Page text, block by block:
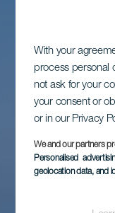
With your
process personal
not ask for your
your consent or
or in our Privacy
We and our partners
Personalised
geolocation data, and